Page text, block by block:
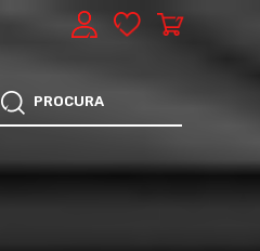
SERVICE, MANUTENÇÃO DO TEU